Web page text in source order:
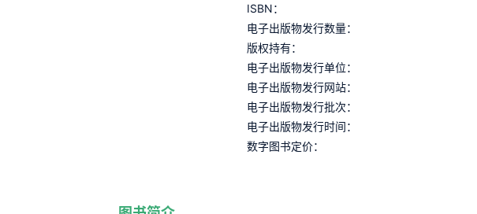
ISBN：
电子出版物发行数量：
版权持有：
电子出版物发行单位：
电子出版物发行网站：
电子出版物发行批次：
电子出版物发行时间：
数字图书定价：